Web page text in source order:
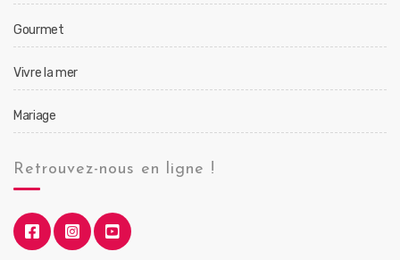
Gourmet
Vivre la mer
Mariage
Retrouvez-nous en ligne !